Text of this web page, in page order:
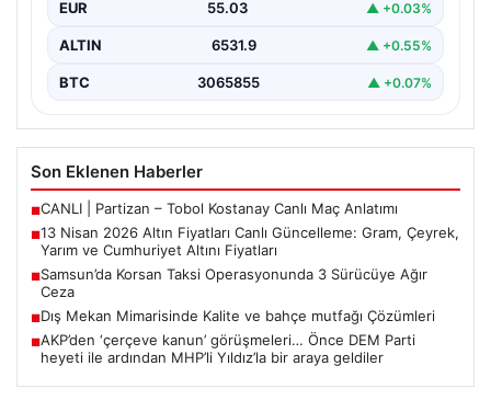
beklenen…
EUR 55.03 ▲ +0.03%
ALTIN 6531.9 ▲ +0.55%
BTC 3065855 ▲ +0.07%
Son Eklenen Haberler
■CANLI | Partizan – Tobol Kostanay Canlı Maç Anlatımı
■13 Nisan 2026 Altın Fiyatları Canlı Güncelleme: Gram, Çeyrek,
Yarım ve Cumhuriyet Altını Fiyatları
■Samsun’da Korsan Taksi Operasyonunda 3 Sürücüye Ağır
Ceza
■Dış Mekan Mimarisinde Kalite ve bahçe mutfağı Çözümleri
■AKP’den ‘çerçeve kanun’ görüşmeleri… Önce DEM Parti
heyeti ile ardından MHP’li Yıldız’la bir araya geldiler